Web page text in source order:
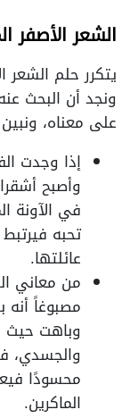
الشعر الأصفر
يتكرر حلم الشعر
ونجد أن البحث
على معناه،
إذا وجدت
وأصبح
في الآونة
تحبه
عائلتها.
من معاني
مصبوغاً
وباهت حيث
والجسدي،
محسودًا
الماكرين.